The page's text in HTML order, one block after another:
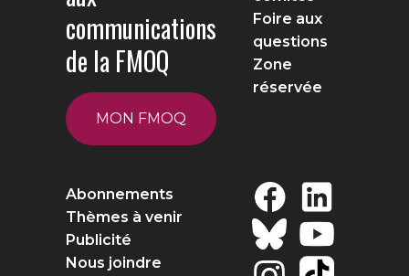
communications
de la FMOQ
MON FMOQ
Foire aux
questions
Zone
réservée
Abonnements
Thèmes à venir
Publicité
Nous joindre